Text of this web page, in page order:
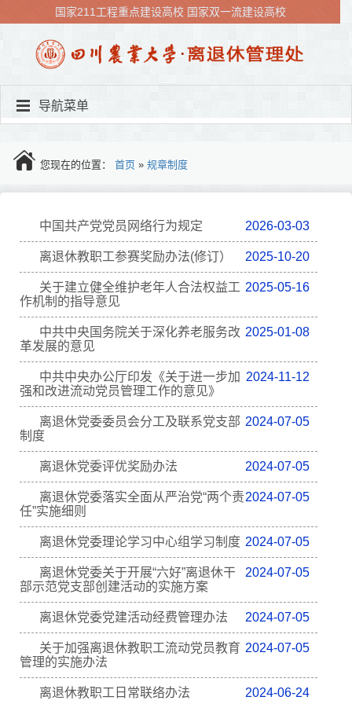
国家211工程重点建设高校 国家双一流建设高校
导航菜单
您现在的位置： 首页 » 规章制度
2026-03-03
中国共产党党员网络行为规定
2025-10-20
离退休教职工参赛奖励办法(修订）
2025-05-16
关于建立健全维护老年人合法权益工
作机制的指导意见
2025-01-08
中共中央国务院关于深化养老服务改
革发展的意见
2024-11-12
中共中央办公厅印发《关于进一步加
强和改进流动党员管理工作的意见》
2024-07-05
离退休党委委员会分工及联系党支部
制度
2024-07-05
离退休党委评优奖励办法
2024-07-05
离退休党委落实全面从严治党“两个责
任”实施细则
2024-07-05
离退休党委理论学习中心组学习制度
2024-07-05
离退休党委关于开展“六好”离退休干
部示范党支部创建活动的实施方案
2024-07-05
离退休党委党建活动经费管理办法
2024-07-05
关于加强离退休教职工流动党员教育
管理的实施办法
2024-06-24
离退休教职工日常联络办法